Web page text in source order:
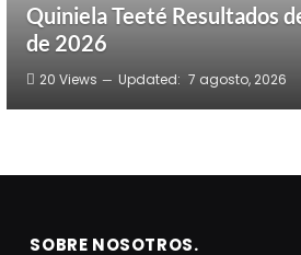
Quiniela Teeté Resultados
de 2026
20Views Updated: 7 agosto, 2026
SOBRE NOSOTROS.